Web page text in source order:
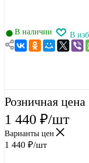
В наличии В
Розничная цена
1 440 ₽/шт
Варианты цен
1 440 ₽/шт